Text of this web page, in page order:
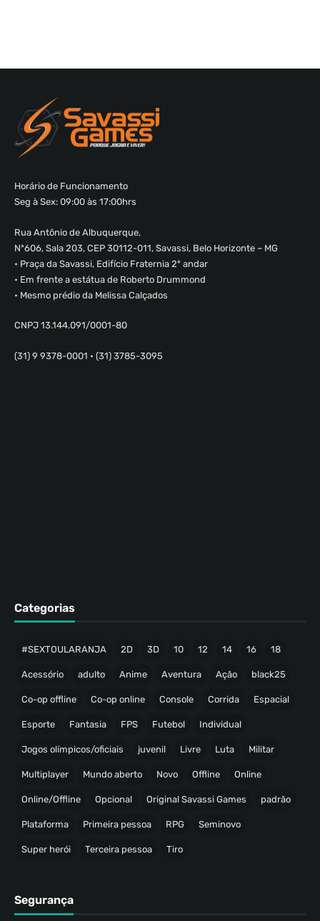
Horário de Funcionamento
Seg à Sex: 09:00 às 17:00hrs
Rua Antônio de Albuquerque,
Nº606, Sala 203, CEP 30112-011, Savassi, Belo Horizonte – MG
• Praça da Savassi, Edifício Fraternia 2º andar
• Em frente a estátua de Roberto Drummond
• Mesmo prédio da Melissa Calçados
CNPJ 13.144.091/0001-80
(31) 9 9378-0001 • (31) 3785-3095
Categorias
#SEXTOULARANJA 2D 3D 10 12 14 16 18
Acessório adulto Anime Aventura Ação black25
Co-op offline Co-op online Console Corrida Espacial
Esporte Fantasia FPS Futebol Individual
Jogos olímpicos/oficiais juvenil Livre Luta Militar
Multiplayer Mundo aberto Novo Offline Online
Online/Offline Opcional Original Savassi Games padrão
Plataforma Primeira pessoa RPG Seminovo
Super herói Terceira pessoa Tiro
Segurança